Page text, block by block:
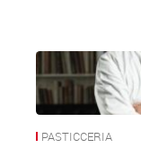
PASTICCERIA